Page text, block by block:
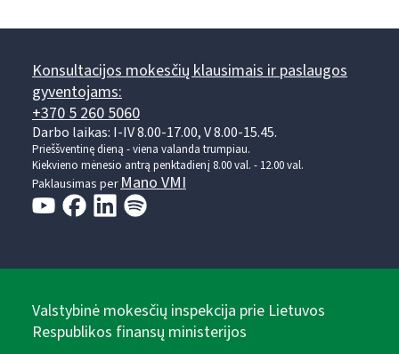
Konsultacijos mokesčių klausimais ir paslaugos
gyventojams:
+370 5 260 5060
Darbo laikas: I-IV 8.00-17.00, V 8.00-15.45.
Prieššventinę dieną - viena valanda trumpiau.
Kiekvieno mėnesio antrą penktadienį 8.00 val. - 12.00 val.
Paklausimas perMano VMI
Valstybinė mokesčių inspekcija prie Lietuvos
Respublikos finansų ministerijos